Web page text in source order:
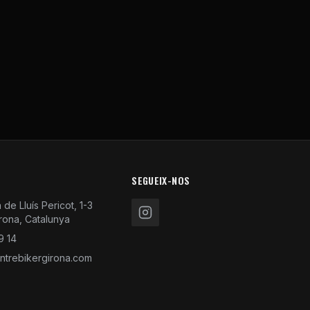
de Lluís Pericot, 1-3
Catalunya
14
SEGUEIX-NOS